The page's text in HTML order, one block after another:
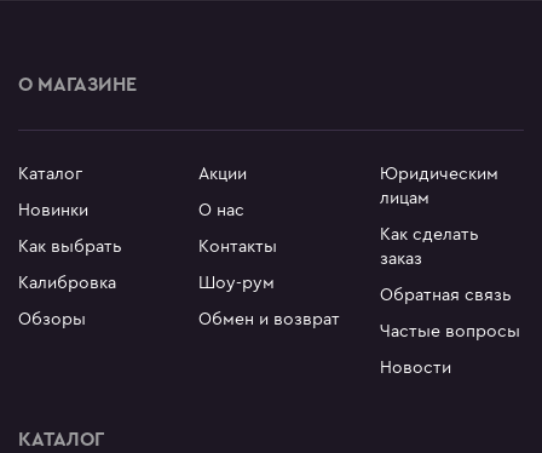
О МАГАЗИНЕ
Каталог
Новинки
Как выбрать
Калибровка
Обзоры
Акции
О нас
Контакты
Шоу-рум
Обмен и возврат
Юридическим
лицам
Как сделать
заказ
Обратная связь
Частые вопросы
Новости
КАТАЛОГ